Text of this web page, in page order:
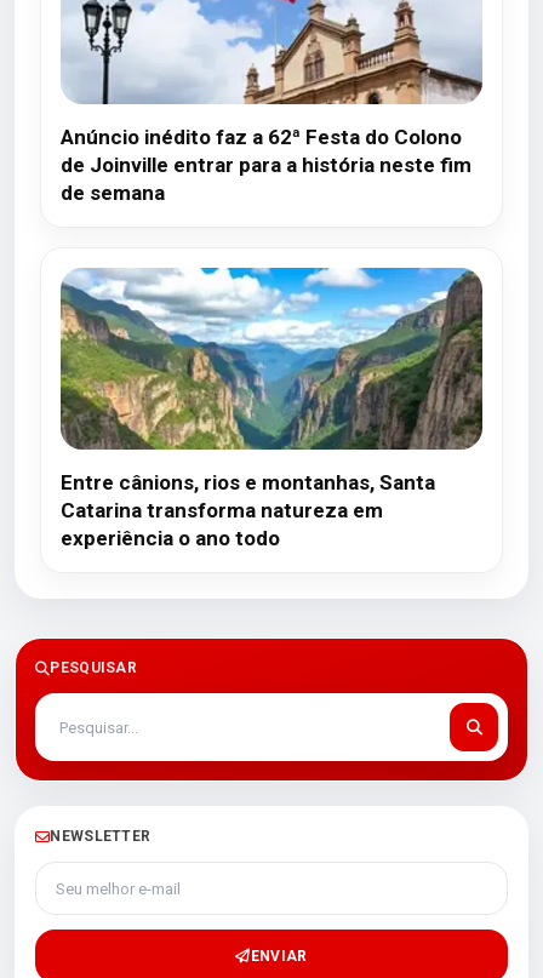
Anúncio inédito faz a 62ª Festa do Colono
de Joinville entrar para a história neste fim
de semana
Entre cânions, rios e montanhas, Santa
Catarina transforma natureza em
experiência o ano todo
PESQUISAR
NEWSLETTER
Seu melhor e-mail
ENVIAR